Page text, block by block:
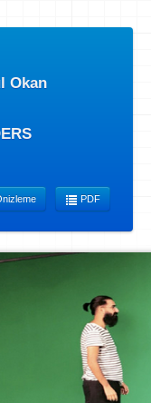
Okan
PDF